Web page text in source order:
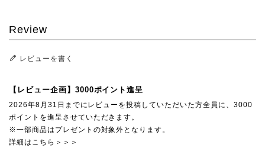
Review
レビューを書く
【レビュー企画】3000ポイント進呈
2026年8月31日までにレビューを投稿していただいた方全員に、3000
ポイントを進呈させていただきます。
※一部商品はプレゼントの対象外となります。
詳細はこちら＞＞＞